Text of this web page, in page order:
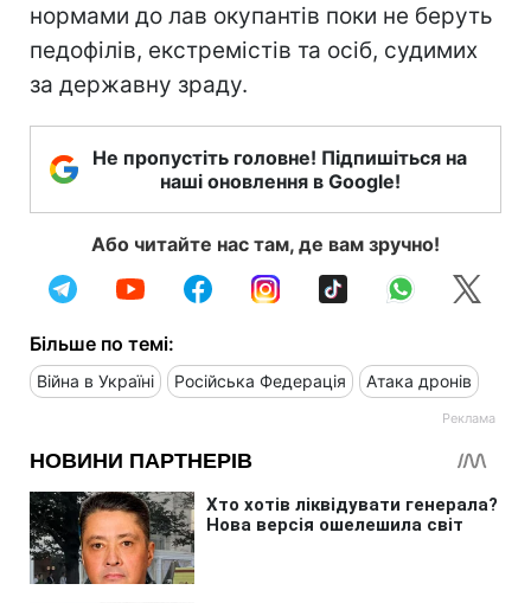
нормами до лав окупантів поки не беруть
педофілів, екстремістів та осіб, судимих
за державну зраду.
Не пропустіть головне! Підпишіться на
наші оновлення в Google!
Або читайте нас там, де вам зручно!
Більше по темі:
Війна в Україні Російська Федерація Атака дронів